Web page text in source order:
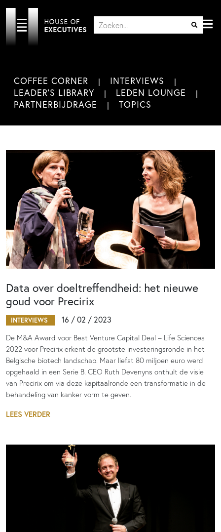
COFFEE CORNER
INTERVIEWS
LEADER'S LIBRARY
LEDEN LOUNGE
PARTNERBIJDRAGE
TOPICS
Data over doeltreffendheid: het nieuwe
goud voor Precirix
INTERVIEWS 16 / 02 / 2023
De M&A Award voor Best Venture Capital Deal – Life Sciences
2022 voor Precirix erkent de grootste investeringsronde in het
Belgische biotech landschap. Maar liefst 80 miljoen euro werd
opgehaald in een Serie B. CEO Ruth Devenyns onthult de visie
van Precirix om via deze kapitaalronde een transformatie in de
behandeling van kanker vorm te geven.
LEES VERDER